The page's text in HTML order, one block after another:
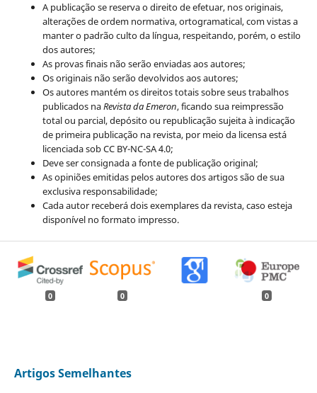
A publicação se reserva o direito de efetuar, nos originais,
alterações de ordem normativa, ortogramatical, com vistas a
manter o padrão culto da língua, respeitando, porém, o estilo
dos autores;
As provas finais não serão enviadas aos autores;
Os originais não serão devolvidos aos autores;
Os autores mantém os direitos totais sobre seus trabalhos
publicados naRevista da Emeron, ficando sua reimpressão
total ou parcial, depósito ou republicação sujeita à indicação
de primeira publicação na revista, por meio da licensa está
licenciada sob CC BY-NC-SA 4.0;
Deve ser consignada a fonte de publicação original;
As opiniões emitidas pelos autores dos artigos são de sua
exclusiva responsabilidade;
Cada autor receberá dois exemplares da revista, caso esteja
disponível no formato impresso.
0 0 0
Artigos Semelhantes